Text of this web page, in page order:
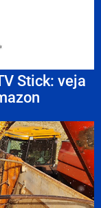
Stick: veja